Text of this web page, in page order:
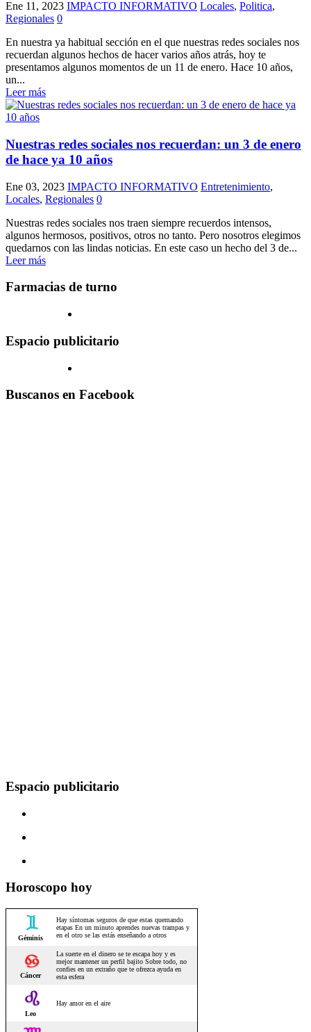
Ene 11, 2023 IMPACTO INFORMATIVO Locales, Politica,
Regionales 0
En nuestra ya habitual sección en el que nuestras redes sociales nos
recuerdan algunos hechos de hacer varios años atrás, hoy te
presentamos algunos momentos de un 11 de enero. Hace 10 años,
un...
Leer más
Nuestras redes sociales nos recuerdan: un 3 de enero
de hace ya 10 años
Ene 03, 2023 IMPACTO INFORMATIVO Entretenimiento,
Locales, Regionales 0
Nuestras redes sociales nos traen siempre recuerdos intensos,
algunos hermosos, positivos, otros no tanto. Pero nosotros elegimos
quedarnos con las lindas noticias. En este caso un hecho del 3 de...
Leer más
Farmacias de turno
Espacio publicitario
Buscanos en Facebook
Espacio publicitario
Horoscopo hoy